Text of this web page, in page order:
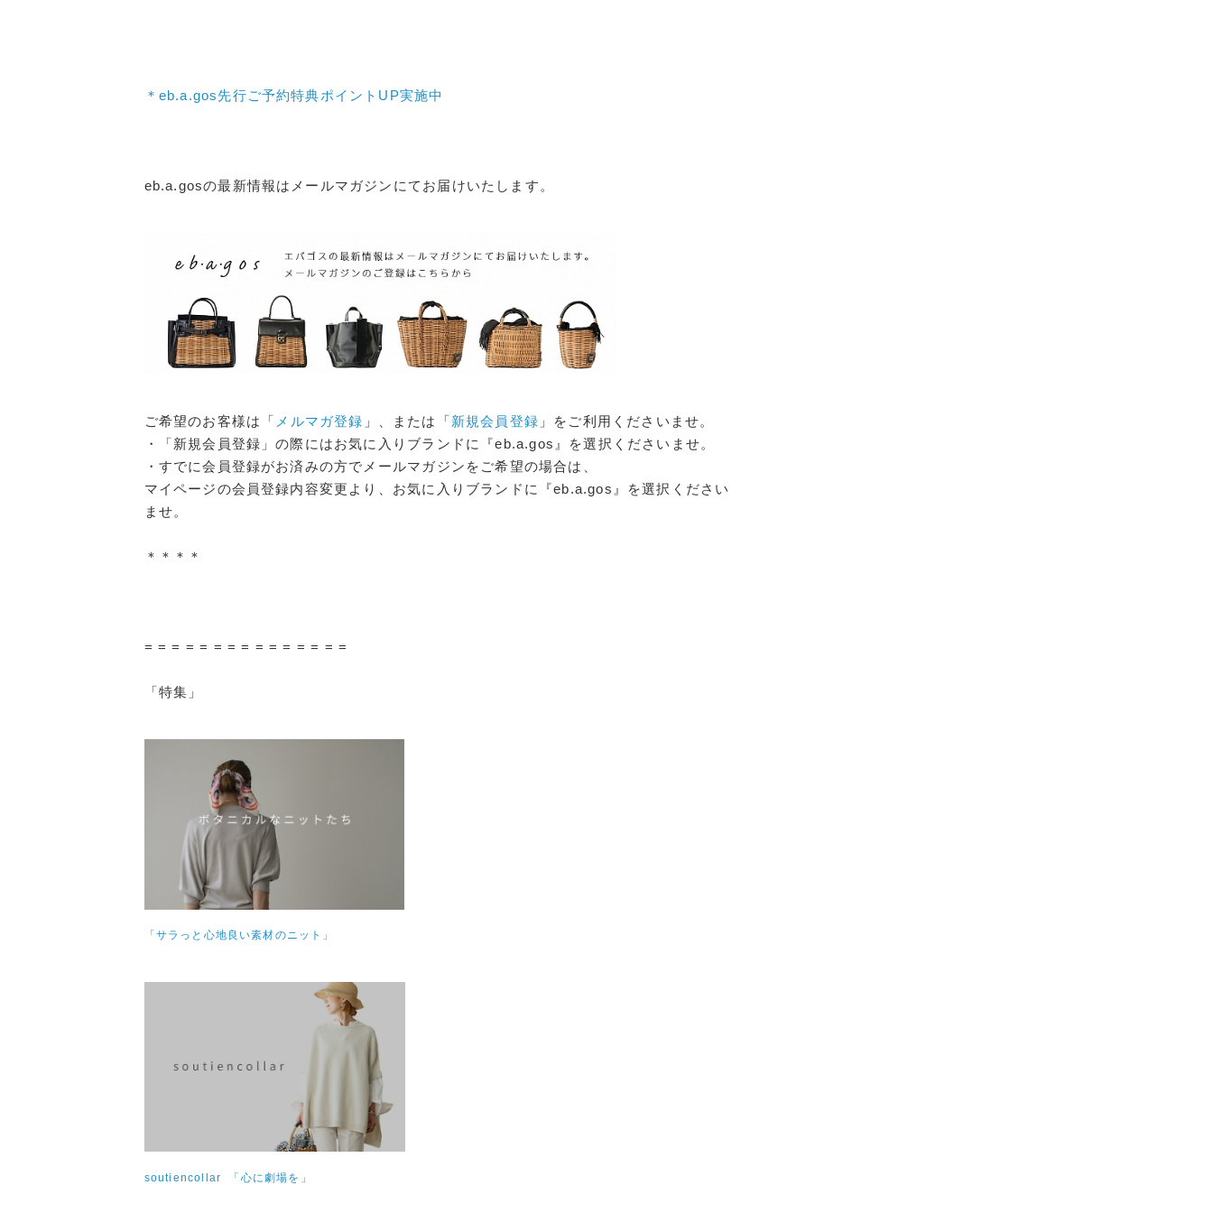
＊eb.a.gos先行ご予約特典ポイントUP実施中
eb.a.gosの最新情報はメールマガジンにてお届けいたします。
ご希望のお客様は「 メルマガ登録 」、または「新規会員登録 」をご利用くださいませ。
・「新規会員登録」の際にはお気に入りブランドに『eb.a.gos』を選択くださいませ。
・すでに会員登録がお済みの方でメールマガジンをご希望の場合は、
マイページの会員登録内容変更より、お気に入りブランドに『eb.a.gos』を選択ください
ませ。
＊＊＊＊
= = = = = = = = = = = = = = =
「特集」
「サラっと心地良い素材のニット」
soutiencollar 「心に劇場を」